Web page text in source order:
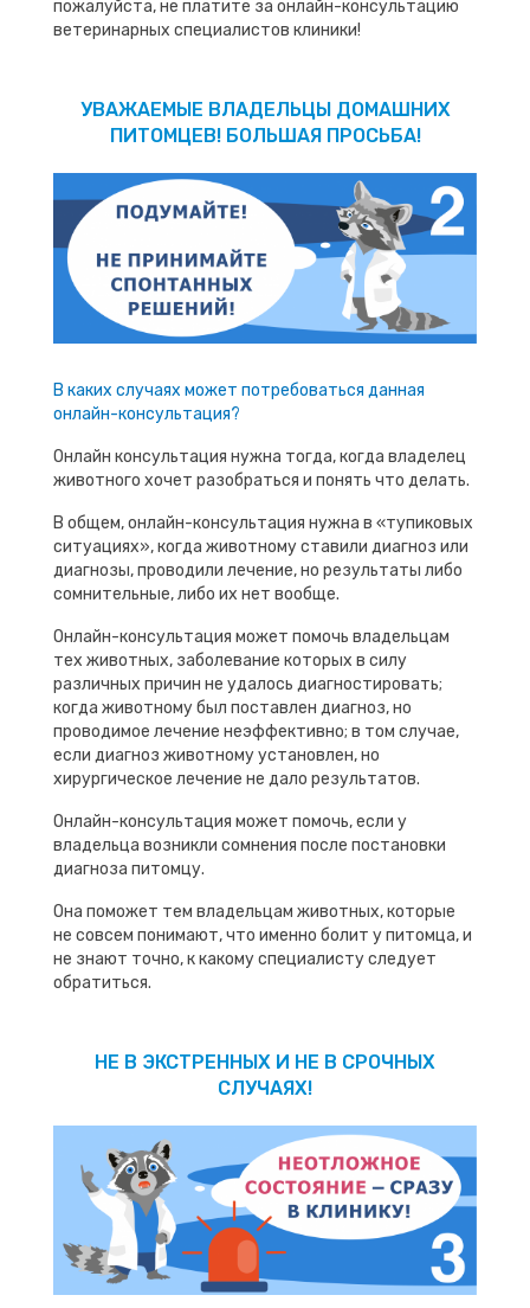
пожалуйста, не платите за онлайн-консультацию
ветеринарных специалистов клиники!
УВАЖАЕМЫЕ ВЛАДЕЛЬЦЫ ДОМАШНИХ
ПИТОМЦЕВ! БОЛЬШАЯ ПРОСЬБА!
В каких случаях может потребоваться данная
онлайн-консультация?
Онлайн консультация нужна тогда, когда владелец
животного хочет разобраться и понять что делать.
В общем, онлайн-консультация нужна в «тупиковых
ситуациях», когда животному ставили диагноз или
диагнозы, проводили лечение, но результаты либо
сомнительные, либо их нет вообще.
Онлайн-консультация может помочь владельцам
тех животных, заболевание которых в силу
различных причин не удалось диагностировать;
когда животному был поставлен диагноз, но
проводимое лечение неэффективно; в том случае,
если диагноз животному установлен, но
хирургическое лечение не дало результатов.
Онлайн-консультация может помочь, если у
владельца возникли сомнения после постановки
диагноза питомцу.
Она поможет тем владельцам животных, которые
не совсем понимают, что именно болит у питомца, и
не знают точно, к какому специалисту следует
обратиться.
НЕ В ЭКСТРЕННЫХ И НЕ В СРОЧНЫХ
СЛУЧАЯХ!